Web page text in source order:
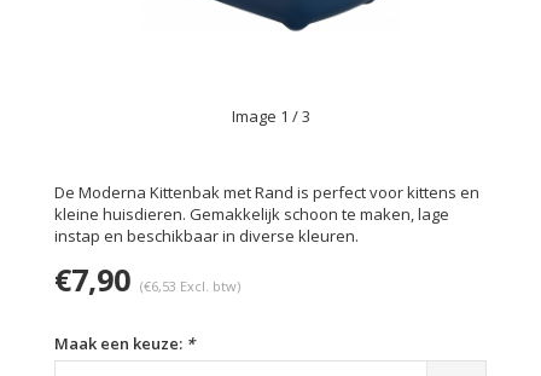
Image 1 / 3
De Moderna Kittenbak met Rand is perfect voor kittens en
kleine huisdieren. Gemakkelijk schoon te maken, lage
instap en beschikbaar in diverse kleuren.
€7,90 (€6,53 Excl. btw)
Maak een keuze: *